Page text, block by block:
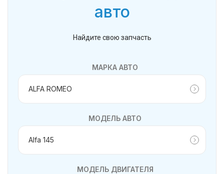
авто
Найдите свою запчасть
МАРКА АВТО
МОДЕЛЬ АВТО
МОДЕЛЬ ДВИГАТЕЛЯ